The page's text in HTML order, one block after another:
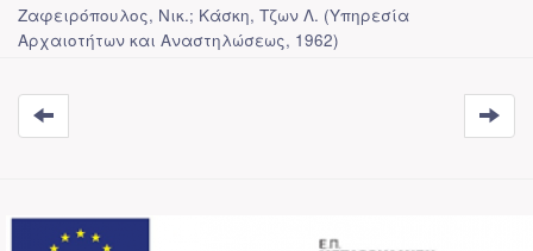
Ζαφειρόπουλος, Νικ.; Κάσκη, Τζων Λ. (Υπηρεσία
Αρχαιοτήτων και Αναστηλώσεως, 1962)